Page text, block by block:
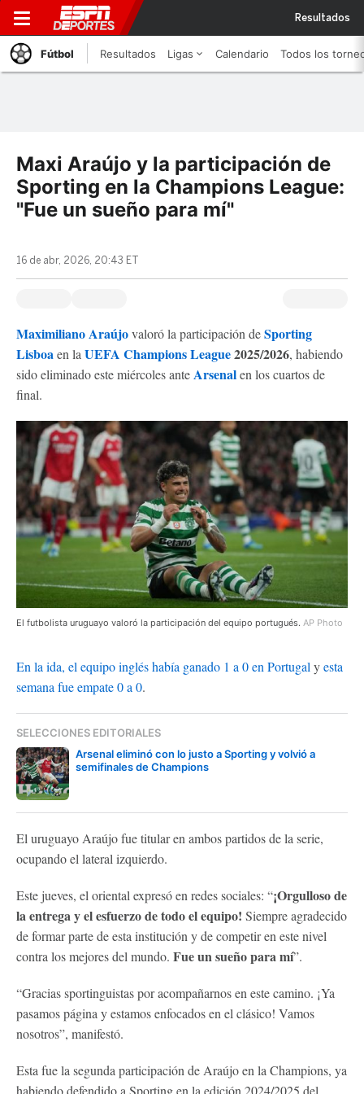
Resultados
Fútbol Resultados Ligas Calendario Todos los
Maxi Araújo y la participación de
Sporting en la Champions League:
"Fue un sueño para mí"
16 de abr, 2026, 20:43 ET
Maximiliano Araújovaloró la participación deSporting
Lisboaen la UEFA Champions League2025/2026, habiendo
sido eliminado este miércoles anteArsenalen los cuartos de
final.
El futbolista uruguayo valoró la participación del equipo portugués. AP Photo
En la ida, el equipo inglés había ganado 1 a 0 en Portugal yesta
semana fue empate 0 a 0.
SELECCIONES EDITORIALES
Arsenal eliminó con lo justo a Sporting y volvió a
semifinales de Champions
El uruguayo Araújo fue titular en ambos partidos de la serie,
ocupando el lateral izquierdo.
Este jueves, el oriental expresó en redes sociales: “¡Orgulloso de
la entrega y el esfuerzo de todo el equipo! Siempre agradecido
de formar parte de esta institución y de competir en este nivel
contra los mejores del mundo. Fue un sueño para mí”.
“Gracias sportinguistas por acompañarnos en este camino. ¡Ya
pasamos página y estamos enfocados en el clásico! Vamos
nosotros”, manifestó.
Esta fue la segunda participación de Araújo en la Champions, ya
habiendo defendido a Sporting en la edición 2024/2025 del